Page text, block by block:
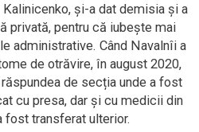
și-a dat demisia și a
privată, pentru că iubește mai
administrative. Când Navalnîi a
de otrăvire, în august 2020,
de secția unde a fost
cu presa, dar și cu medicii din
fost transferat ulterior.